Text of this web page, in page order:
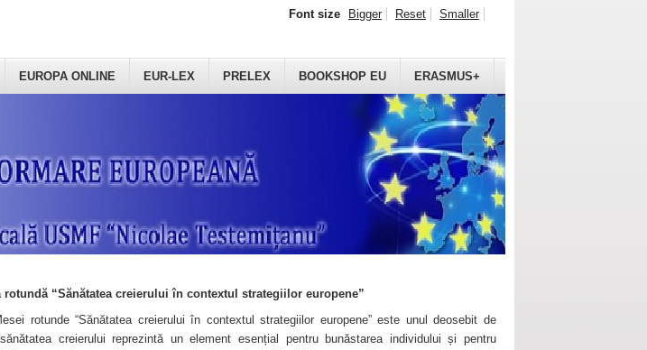
EUROPA ONLINE EUR-LEX PRELEX BOOKSHOP EU ERASMUS+
Font size Bigger Reset Smaller
rotundă “Sănătatea creierului în contextul strategiilor europene”
rotunde “Sănătatea creierului în contextul strategiilor europene” este unul deosebit de
creierului reprezintă un element esențial pentru bunăstarea individului și pentru